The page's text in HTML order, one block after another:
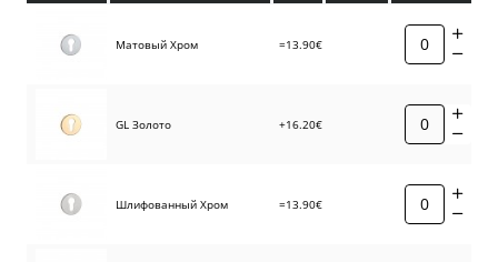
Матовый Хром =13.90€
GL Золото +16.20€
Шлифованный Хром =13.90€